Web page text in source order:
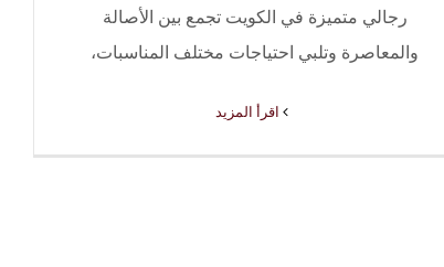
رجالي متميزة في الكويت تجمع بين الأصالة
والمعاصرة وتلبي احتياجات مختلف المناسبات،
‫اقرأ المزيد